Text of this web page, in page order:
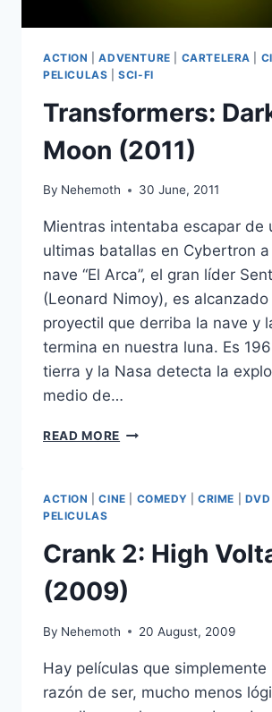
ACTION |ADVENTURE CARTELERA
PELICULAS |SCI-FI
Transformers:
Moon (2011)
By Nehemoth 30 June, 2011
Mientras intentaba escapar de
ultimas batallas en Cybertron
nave “El Arca”, el gran líder
(Leonard Nimoy), es alcanzado
proyectil que derriba la nave y
termina en nuestra luna. Es
tierra y la Nasa detecta la
medio de…
READ MORE TRANSFORMERS:
MOON
ACTION |CINE COMEDY CRIME DVD
PELICULAS
Crank 2: High
(2009)
By Nehemoth 20 August, 2009
Hay películas que simplemente
razón de ser, mucho menos